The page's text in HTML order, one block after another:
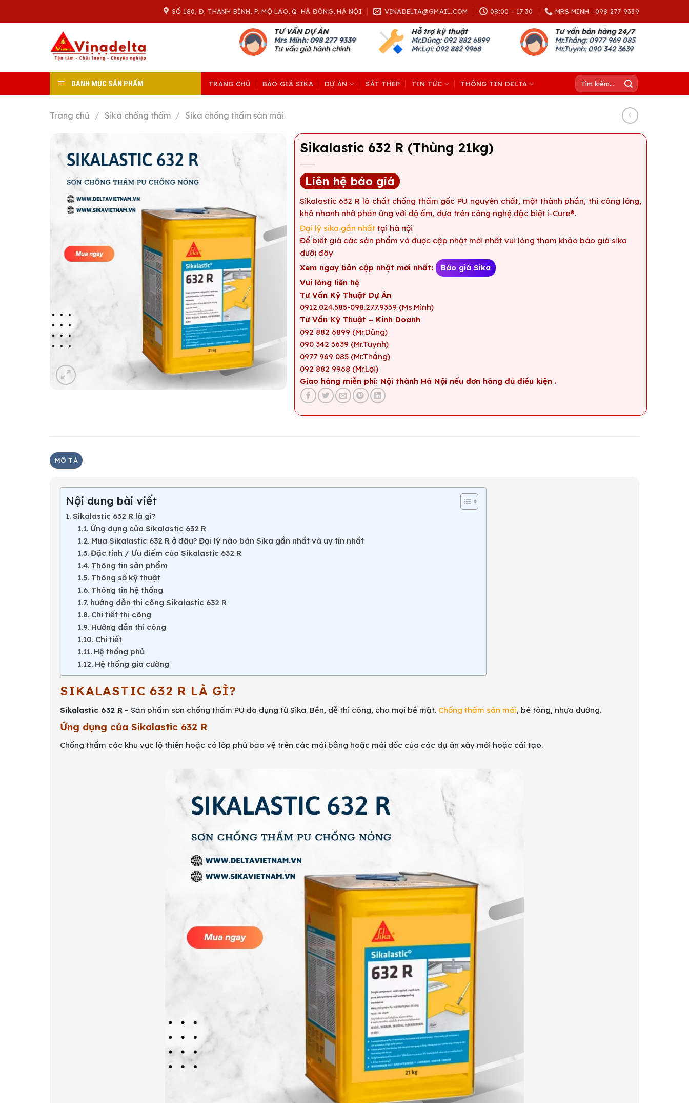
SỐ 180, Đ. THANH BÌNH, P. MỘ LAO, Q. HÀ ĐÔNG, HÀ NỘI VINADELTA@GMAIL.COM 08:00 - 17:30 MRS MINH : 098 277 9339
TƯ VẤN DỰ ÁN
Mrs Minh: 098 277 9339
Tư vấn giờ hành chính
Hỗ trợ kỹ thuật
Mr.Dũng:092 882 6899
Mr.Lợi: 092 882 9968
Tư vấn bán hàng 24/7
Mr.Thắng: 0977 969 085
Mr.Tuynh: 090 342 3639
DANH MỤC SẢN PHẨM TRANG CHỦ BÁO GIÁ SIKA DỰ ÁN SẮT THÉP TIN TỨC THÔNG TIN DELTA
Tìm
kiếm:
Trang chủ / Sika chống thấm / Sika chống thấm sàn mái
Sikalastic 632 R (Thùng 21kg)
Liên hệ báo giá
Sikalastic 632 R là chất chống thấm gốc PU nguyên chất, một thành phần, thi công lỏng,
khô nhanh nhờ phản ứng với độ ẩm, dựa trên công nghệ đặc biệt i-Cure®.
Đại lý sika gần nhấttại hà nội
Để biết giá các sản phẩm và được cập nhật mới nhất vui lòng tham khảo báo giá sika
dưới đây
Xem ngay bản cập nhật mới nhất:
Báo giá Sika
Vui lòng liên hệ
Tư Vấn Kỹ Thuật Dự Án
0912.024.585-098.277.9339 (Ms.Minh)
Tư Vấn Kỹ Thuật – Kinh Doanh
092 882 6899 (Mr.Dũng)
090 342 3639 (Mr.Tuynh)
0977 969 085 (Mr.Thắng)
092 882 9968 (Mr.Lợi)
Giao hàng miễn phí: Nội thành Hà Nội nếu đơn hàng đủ điều kiện .
MÔ TẢ
Nội dung bài viết
Sikalastic 632 R là gì?
Ứng dụng của Sikalastic 632 R
Mua Sikalastic 632 R ở đâu? Đại lý nào bán Sika gần nhất và uy tín nhất
Đặc tính / Ưu điểm của Sikalastic 632 R
Thông tin sản phẩm
Thông số kỹ thuật
Thông tin hệ thống
hướng dẫn thi công Sikalastic 632 R
Chi tiết thi công
Hướng dẫn thi công
Chi tiết
Hệ thống phủ
Hệ thống gia cường
SIKALASTIC 632 R LÀ GÌ?
Sikalastic 632 R – Sản phẩm sơn chống thấm PU đa dụng từ Sika. Bền, dễ thi công, cho mọi bề mặt. Chống thấm sàn mái, bê tông, nhựa đường.
Ứng dụng của Sikalastic 632 R
Chống thấm các khu vực lộ thiên hoặc có lớp phủ bảo vệ trên các mái bằng hoặc mái dốc của các dự án xây mới hoặc cải tạo.